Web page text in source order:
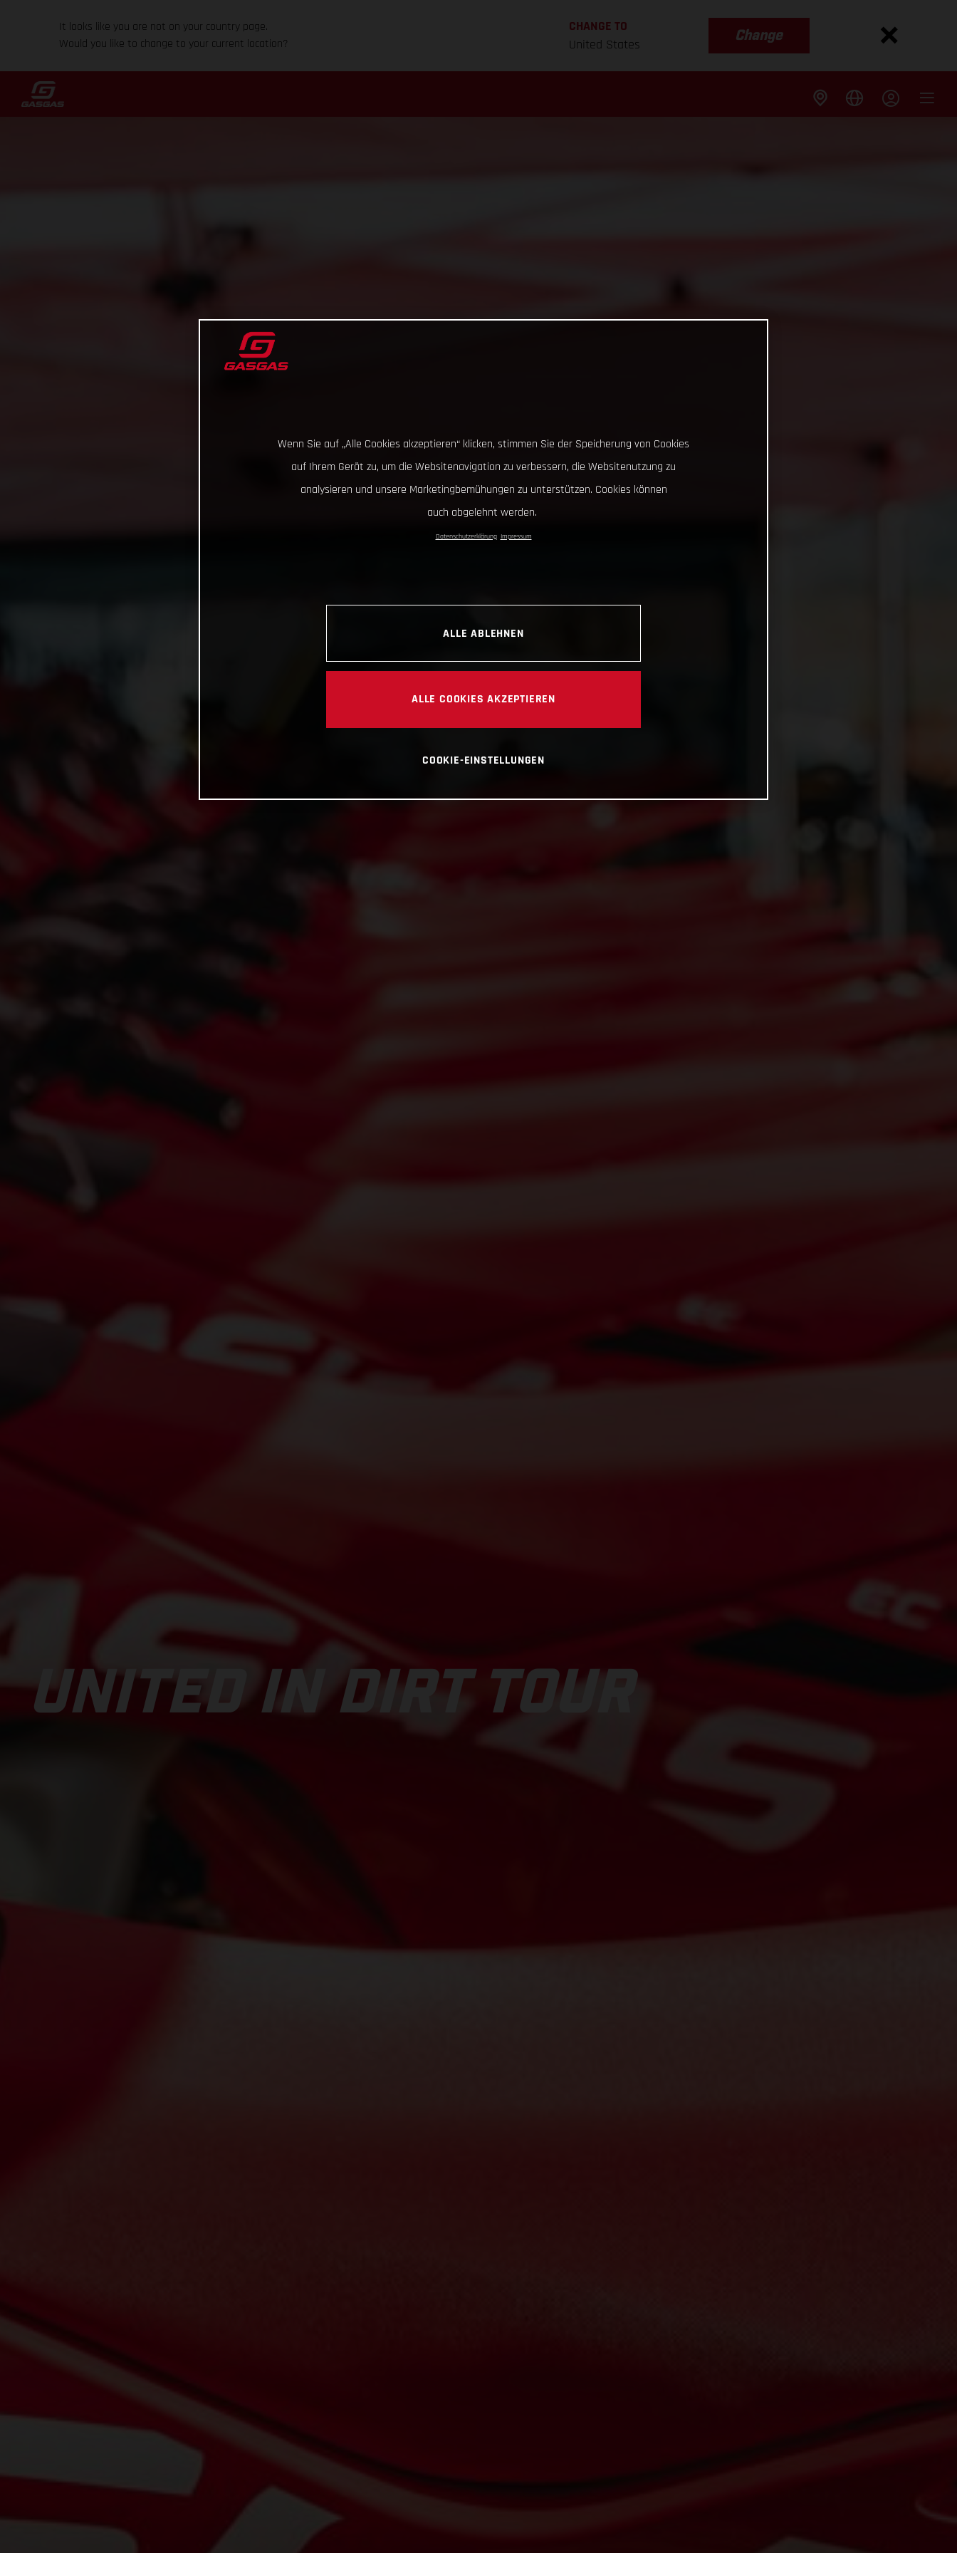
It looks like you are not on your country page.
Would you like to change to your current location?
CHANGE TO
United States
Change
UNITED IN DIRT TOUR
Wenn Sie auf „Alle Cookies akzeptieren“ klicken, stimmen Sie der Speicherung von Cookies
auf Ihrem Gerät zu, um die Websitenavigation zu verbessern, die Websitenutzung zu
analysieren und unsere Marketingbemühungen zu unterstützen. Cookies können
auch abgelehnt werden.
Datenschutzerklärung Impressum
ALLE ABLEHNEN
ALLE COOKIES AKZEPTIEREN
COOKIE-EINSTELLUNGEN